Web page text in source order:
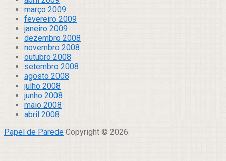
março 2009
fevereiro 2009
janeiro 2009
dezembro 2008
novembro 2008
outubro 2008
setembro 2008
agosto 2008
julho 2008
junho 2008
maio 2008
abril 2008
Papel de Parede Copyright © 2026.